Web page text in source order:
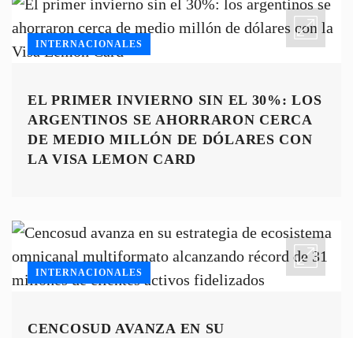
INTERNACIONALES
EL PRIMER INVIERNO SIN EL 30%: LOS
ARGENTINOS SE AHORRARON CERCA
DE MEDIO MILLÓN DE DÓLARES CON
LA VISA LEMON CARD
INTERNACIONALES
CENCOSUD AVANZA EN SU